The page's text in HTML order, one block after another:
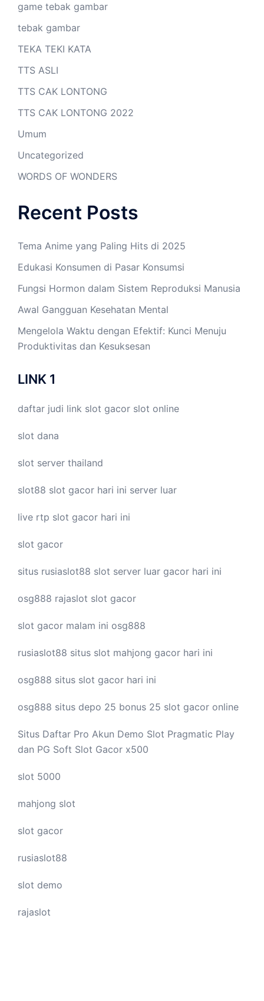
game tebak gambar
tebak gambar
TEKA TEKI KATA
TTS ASLI
TTS CAK LONTONG
TTS CAK LONTONG 2022
Umum
Uncategorized
WORDS OF WONDERS
Recent Posts
Tema Anime yang Paling Hits di 2025
Edukasi Konsumen di Pasar Konsumsi
Fungsi Hormon dalam Sistem Reproduksi Manusia
Awal Gangguan Kesehatan Mental
Mengelola Waktu dengan Efektif: Kunci Menuju
Produktivitas dan Kesuksesan
LINK 1
daftar judi link slot gacor slot online
slot dana
slot server thailand
slot88 slot gacor hari ini server luar
live rtp slot gacor hari ini
slot gacor
situs rusiaslot88 slot server luar gacor hari ini
osg888 rajaslot slot gacor
slot gacor malam ini osg888
rusiaslot88 situs slot mahjong gacor hari ini
osg888 situs slot gacor hari ini
osg888 situs depo 25 bonus 25 slot gacor online
Situs Daftar Pro Akun Demo Slot Pragmatic Play
dan PG Soft Slot Gacor x500
slot 5000
mahjong slot
slot gacor
rusiaslot88
slot demo
rajaslot